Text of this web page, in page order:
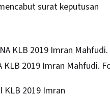
surat keputusan
KLB 2019 Imran Mahfudi.
KLB 2019 Imran